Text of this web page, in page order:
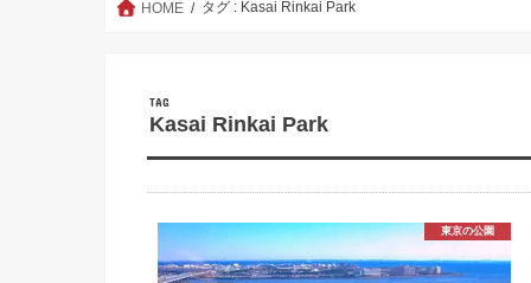
HOME タグ : Kasai Rinkai Park
TAG
Kasai Rinkai Park
東京の公園